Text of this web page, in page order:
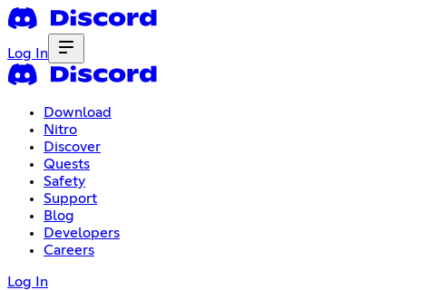
Log In
Download
Nitro
Discover
Quests
Safety
Support
Blog
Developers
Careers
Log In